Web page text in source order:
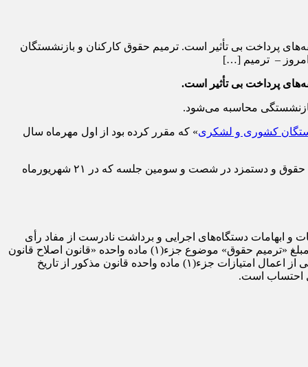
پرداخت بی تأثیر است. ترمیم حقوق كاركنان و بازنشستگان
پرداخت بی تأثیر است.
» که مقرر کرده بود از اول مهرماه سال
و به نقل از روابط عمومی سازمان اداری و استخدامی کشور، بر اساس بررسی شورای حقوق و دستمزد در شصت و سومین جلسه که در ۲۱ شهریورماه
و ابهامات دستگاه‌های اجرایی و برداشت نادرست از مفاد رأی
درخصوص نحوه تأثیر مبلغ «ترمیم حقوق» موضوع جزء(۱) ماده واحده «قانون اصلاح قانون
بودجه سال ۱۴۰۱ کل کشور و ترمیم حقوق کارکنان و بازنشستگان کشوری و لشکری» بر سایر مؤلفه‌های پرداخت، مصوب شد که مبلغ ناشی از اعمال امتیازات جزء(۱) ماده واحده قانون مذکور از تاریخ